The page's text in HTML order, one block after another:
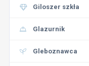
Giloszer szkła
Glazurnik
Gleboznawca